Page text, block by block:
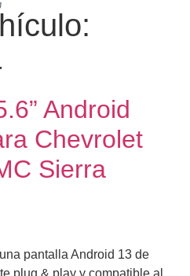
Android
Chevrolet
Sierra
pantalla Android 13 de
plug & play y compatible al